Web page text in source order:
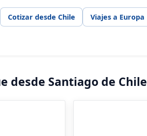
Cotizar desde Chile Viajes a Europa
desde Santiago de Chile